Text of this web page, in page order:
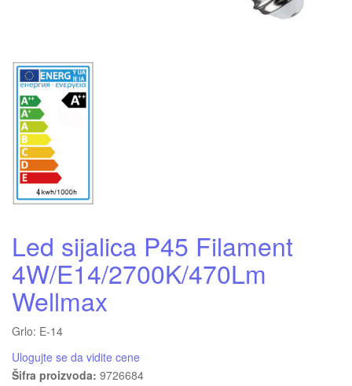
Led sijalica P45 Filament
4W/E14/2700K/470Lm
Wellmax
Grlo: E-14
Ulogujte se da vidite cene
Šifra proizvoda: 9726684